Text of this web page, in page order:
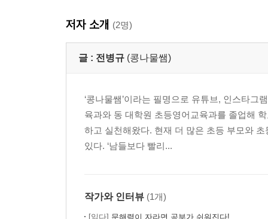
저자 소개 (2명)
글 : 전병규 (콩나물쌤)
‘콩나물쌤’이라는 필명으로 유튜브, 인스타
육과와 동 대학원 초등영어교육과를 졸업해
하고 실천해왔다. 현재 더 많은 초등 부모와
있다. ‘남들보다 빨리...
작가와 인터뷰 (1개)
[읽다] 문해력이 자라면 공부가 쉬워진다!